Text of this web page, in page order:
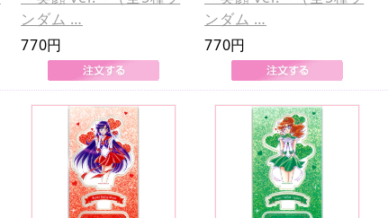
ンダム …
770円
ンダム …
770円